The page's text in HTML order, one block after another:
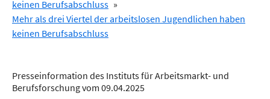
keinen Berufsabschluss »
Mehr als drei Viertel der arbeitslosen Jugendlichen haben
keinen Berufsabschluss
Presseinformation des Instituts für Arbeitsmarkt- und
Berufsforschung vom 09.04.2025